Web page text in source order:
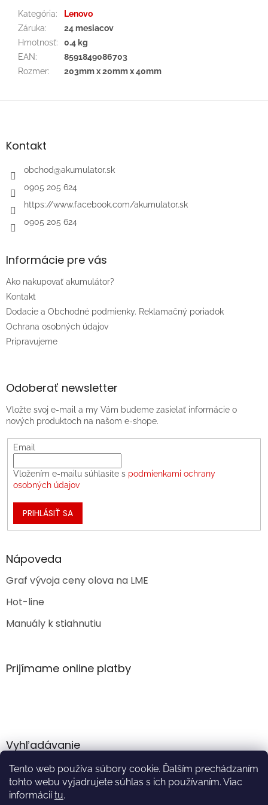
Tento web používa súbory cookie. Ďalším prechádzaním
tohto webu vyjadrujete súhlas s ich používaním. Viac
informáciítu.
Kategória:
Lenovo
Záruka:
24 mesiacov
Hmotnosť:
0.4 kg
EAN:
8591849086703
Rozmer: 203mm x 20mm x 40mm
Z
äKontakt
obchod@akumulator.sk
0905 205 624
https://www.facebook.com/akumulator.sk
0905 205 624
Informácie pre vás
Ako nakupovať akumulátor?
Kontakt
Dodacie a Obchodné podmienky. Reklamačný poriadok
Ochrana osobných údajov
Pripravujeme
Odoberať newsletter
Vložte svoj e-mail a my Vám budeme zasielať informácie o
nových produktoch na našom e-shope.
Email
Vložením e-mailu súhlasíte s podmienkami ochrany
osobných údajov
PRIHLÁSIŤ SA
Nápoveda
Graf vývoja ceny olova na LME
Hot-line
Manuály k stiahnutiu
Prijímame online platby
Vyhľadávanie
HĽADAŤ